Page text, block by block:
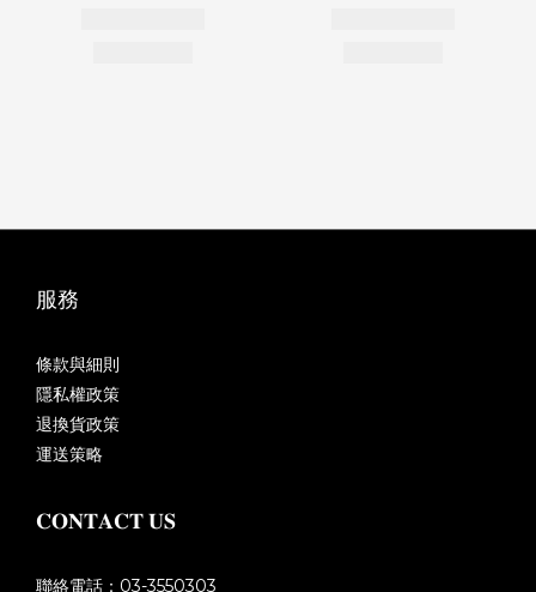
服務
條款與細則
隱私權政策
退換貨政策
運送策略
𝐂𝐎𝐍𝐓𝐀𝐂𝐓 𝐔𝐒
聯絡電話：03-3550303